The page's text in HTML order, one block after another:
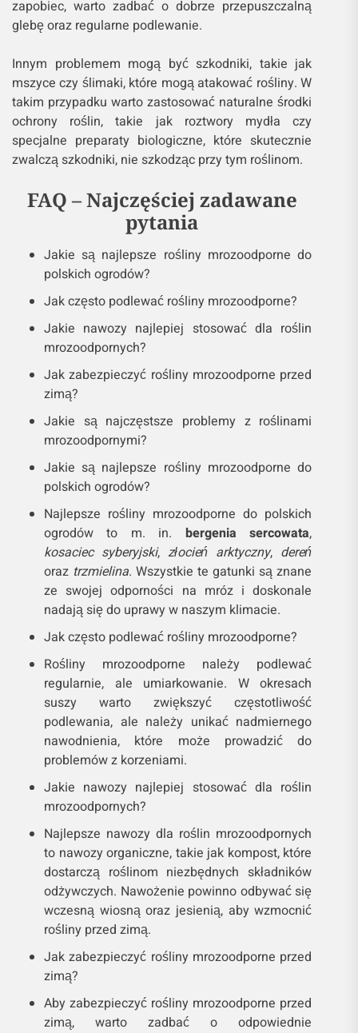
zapobiec, warto zadbać o dobrze przepuszczalną
glebę oraz regularne podlewanie.
Innym problemem mogą być szkodniki, takie jak
mszyce czy ślimaki, które mogą atakować rośliny. W
takim przypadku warto zastosować naturalne środki
ochrony roślin, takie jak roztwory mydła czy
specjalne preparaty biologiczne, które skutecznie
zwalczą szkodniki, nie szkodząc przy tym roślinom.
FAQ – Najczęściej zadawane
pytania
Jakie są najlepsze rośliny mrozoodporne do
polskich ogrodów?
Jak często podlewać rośliny mrozoodporne?
Jakie nawozy najlepiej stosować dla roślin
mrozoodpornych?
Jak zabezpieczyć rośliny mrozoodporne przed
zimą?
Jakie są najczęstsze problemy z roślinami
mrozoodpornymi?
Jakie są najlepsze rośliny mrozoodporne do
polskich ogrodów?
Najlepsze rośliny mrozoodporne do polskich
ogrodów to m. in. bergenia sercowata,
kosaciec syberyjski,złocień arktyczny, dereń
oraz trzmielina. Wszystkie te gatunki są znane
ze swojej odporności na mróz i doskonale
nadają się do uprawy w naszym klimacie.
Jak często podlewać rośliny mrozoodporne?
Rośliny mrozoodporne należy podlewać
regularnie, ale umiarkowanie. W okresach
suszy warto zwiększyć częstotliwość
podlewania, ale należy unikać nadmiernego
nawodnienia, które może prowadzić do
problemów z korzeniami.
Jakie nawozy najlepiej stosować dla roślin
mrozoodpornych?
Najlepsze nawozy dla roślin mrozoodpornych
to nawozy organiczne, takie jak kompost, które
dostarczą roślinom niezbędnych składników
odżywczych. Nawożenie powinno odbywać się
wczesną wiosną oraz jesienią, aby wzmocnić
rośliny przed zimą.
Jak zabezpieczyć rośliny mrozoodporne przed
zimą?
Aby zabezpieczyć rośliny mrozoodporne przed
zimą, warto zadbać o odpowiednie